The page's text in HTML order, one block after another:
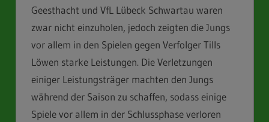
Geesthacht und VfL Lübeck Schwartau waren
zwar nicht einzuholen, jedoch zeigten die Jungs
vor allem in den Spielen gegen Verfolger Tills
Löwen starke Leistungen. Die Verletzungen
einiger Leistungsträger machten den Jungs
während der Saison zu schaffen, sodass einige
Spiele vor allem in der Schlussphase verloren